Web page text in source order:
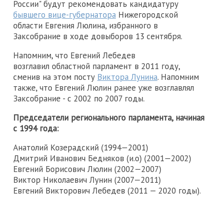
России" будут рекомендовать кандидатуру
бывшего вице-губернатора Нижегородской
области Евгения Люлина, избранного в
Заксобрание в ходе довыборов 13 сентября.
Напомним, что Евгений Лебедев
возглавил областной парламент в 2011 году,
сменив на этом посту Виктора Лунина. Напомним
также, что Евгений Люлин ранее уже возглавлял
Заксобрание - с 2002 по 2007 годы.
Председатели регионального парламента, начиная
с 1994 года:
Анатолий Козерадский (1994—2001)
Дмитрий Иванович Бедняков (и.о) (2001—2002)
Евгений Борисович Люлин (2002—2007)
Виктор Николаевич Лунин (2007—2011)
Евгений Викторович Лебедев (2011 — 2020 годы).